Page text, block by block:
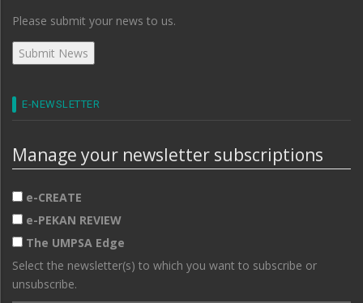
Please submit your news to us.
E-NEWSLETTER
Manage your newsletter subscriptions
e-CREATE
e-PEKAN REVIEW
The UMPSA Edge
Select the newsletter(s) to which you want to subscribe or
unsubscribe.